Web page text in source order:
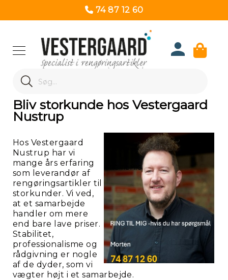
74 87 12 60
Search
Search
Bliv storkunde hos Vestergaard
Nustrup
Hos Vestergaard
Nustrup har vi
mange års erfaring
som leverandør af
rengøringsartikler til
storkunder. Vi ved,
at et samarbejde
handler om mere
end bare lave priser.
Stabilitet,
professionalisme og
rådgivning er nogle
af de dyder, som vi
vægter højt i et samarbejde.